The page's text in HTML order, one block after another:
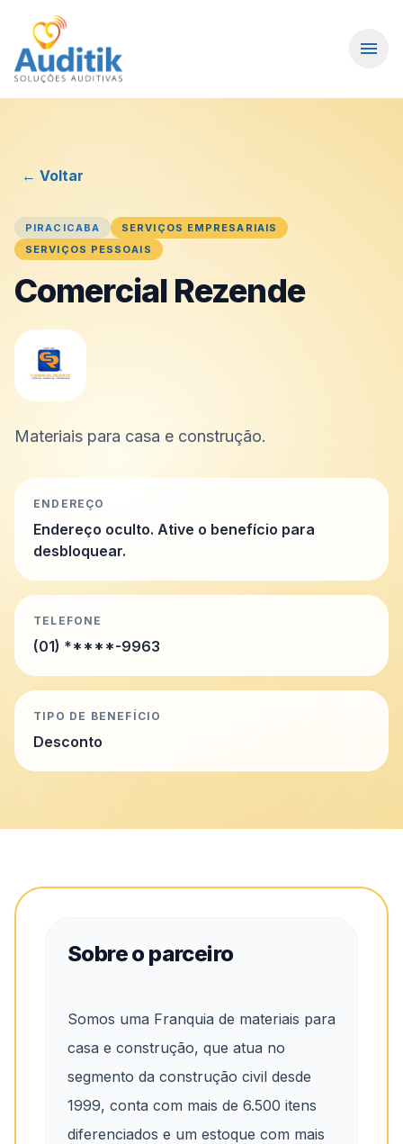
menu
← Voltar
PIRACICABA
SERVIÇOS EMPRESARIAIS
SERVIÇOS PESSOAIS
Comercial Rezende
Materiais para casa e construção.
ENDEREÇO
Endereço oculto. Ative o benefício para
desbloquear.
TELEFONE
(01) *****-9963
TIPO DE BENEFÍCIO
Desconto
Sobre o parceiro
Somos uma Franquia de materiais para
casa e construção, que atua no
segmento da construção civil desde
1999, conta com mais de 6.500 itens
diferenciados e um estoque com mais